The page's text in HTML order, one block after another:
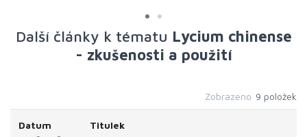
Další články k tématu Lycium chinense
- zkušenosti a použití
Zobrazeno 9 položek
Datum
Titulek